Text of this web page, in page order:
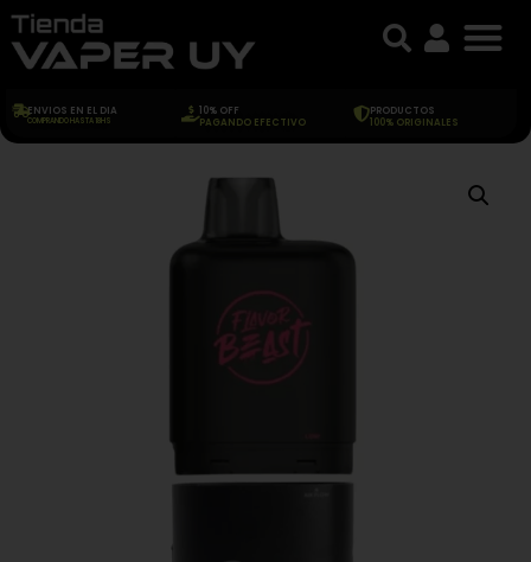
ENVIOS EN EL DIA
COMPRANDO HASTA 18HS
10% OFF
PAGANDO EFECTIVO
PRODUCTOS
100% ORIGINALES